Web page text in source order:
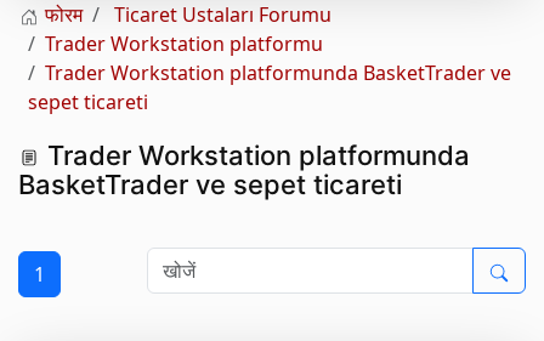
फोरम
Ticaret Ustaları Forumu
Trader Workstation platformu
Trader Workstation platformunda BasketTrader ve
sepet ticareti
Trader Workstation platformunda
BasketTrader ve sepet ticareti
1